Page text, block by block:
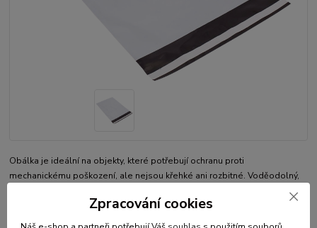
Obálka je ideální na objekty, které potřebují ochranu proti
mechanickému poškození, ale nejsou křehké ani rozbitné. Voděodolný,
pevný a recyklovatelný obal zvyšuje efektivitu ochrany. Nízká hmotnost
šetří Vaše náklady na přepravu. Samolepící vrstva s krycím proužkem je
trvanlivá a kvalitní.Materiál ...celý popis
Zpracování cookies